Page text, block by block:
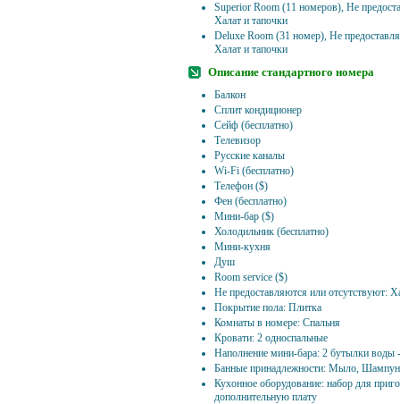
Superior Room (11 номеров), Не
Халат и тапочки
Deluxe Room (31 номер), Не
Халат и тапочки
Описание стандартного номера
Балкон
Сплит кондиционер
Сейф (бесплатно)
Телевизор
Русские каналы
Wi-Fi (бесплатно)
Телефон ($)
Фен (бесплатно)
Мини-бар ($)
Холодильник (бесплатно)
Мини-кухня
Душ
Room service ($)
Не предоставляются или отсутствуют:
Покрытие пола: Плитка
Комнаты в номере: Спальня
Кровати: 2 односпальные
Наполнение мини-бара: 2 бутылки воды
Банные принадлежности: Мыло,
Кухонное оборудование: набор для
дополнительную плату